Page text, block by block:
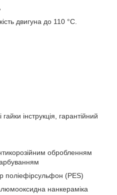
двигуна до 110 °C.
інструкція, гарантійний
обробленням
поліефірсульфон (PES)
нанкераміка